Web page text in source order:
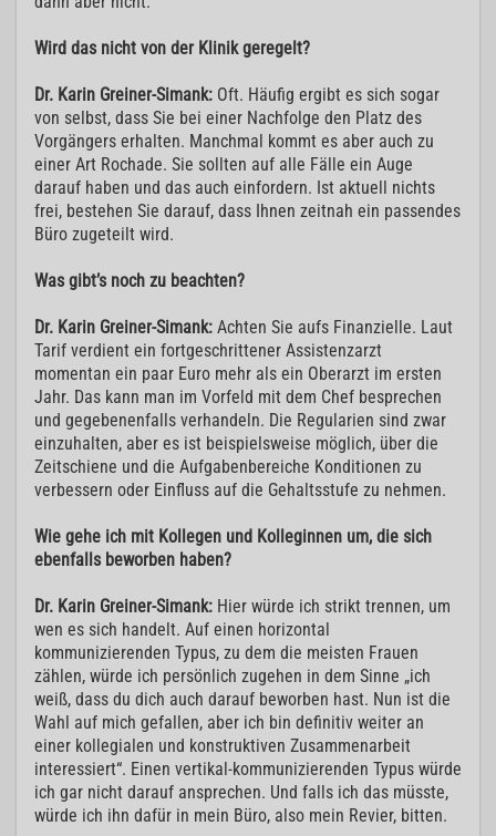
Wird das nicht von der Klinik geregelt?
Dr. Karin Greiner-Simank: Oft. Häufig ergibt es sich sogar
von selbst, dass Sie bei einer Nachfolge den Platz des
Vorgängers erhalten. Manchmal kommt es aber auch zu
einer Art Rochade. Sie sollten auf alle Fälle ein Auge
darauf haben und das auch einfordern. Ist aktuell nichts
frei, bestehen Sie darauf, dass Ihnen zeitnah ein passendes
Büro zugeteilt wird.
Was gibt’s noch zu beachten?
Dr. Karin Greiner-Simank: Achten Sie aufs Finanzielle. Laut
Tarif verdient ein fortgeschrittener Assistenzarzt
momentan ein paar Euro mehr als ein Oberarzt im ersten
Jahr. Das kann man im Vorfeld mit dem Chef besprechen
und gegebenenfalls verhandeln. Die Regularien sind zwar
einzuhalten, aber es ist beispielsweise möglich, über die
Zeitschiene und die Aufgabenbereiche Konditionen zu
verbessern oder Einfluss auf die Gehaltsstufe zu nehmen.
Wie gehe ich mit Kollegen und Kolleginnen um, die sich
ebenfalls beworben haben?
Dr. Karin Greiner-Simank: Hier würde ich strikt trennen, um
wen es sich handelt. Auf einen horizontal
kommunizierenden Typus, zu dem die meisten Frauen
zählen, würde ich persönlich zugehen in dem Sinne „ich
weiß, dass du dich auch darauf beworben hast. Nun ist die
Wahl auf mich gefallen, aber ich bin definitiv weiter an
einer kollegialen und konstruktiven Zusammenarbeit
interessiert“. Einen vertikal-kommunizierenden Typus würde
ich gar nicht darauf ansprechen. Und falls ich das müsste,
würde ich ihn dafür in mein Büro, also mein Revier, bitten.